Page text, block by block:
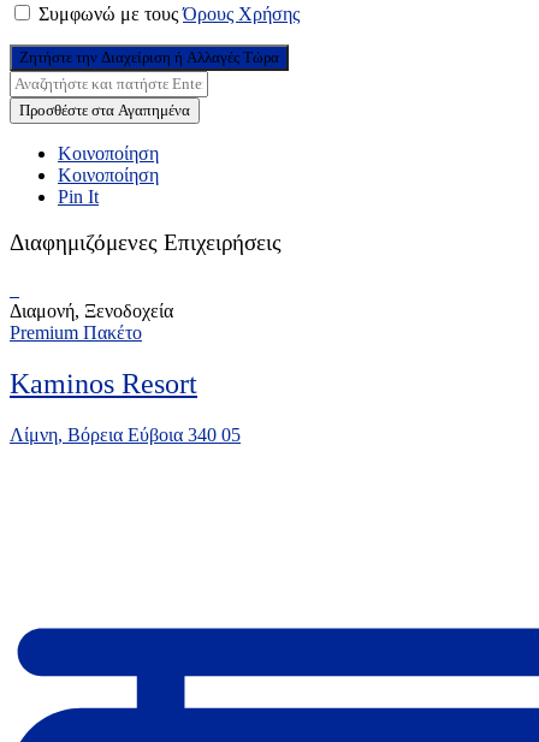
Συμφωνώ με τουςΌρους Χρήσης
Ζητήστε την Διαχείριση ή Αλλαγές Τώρα
Προσθέστε στα Αγαπημένα
Κοινοποίηση
Κοινοποίηση
Pin It
Διαφημιζόμενες Επιχειρήσεις
Διαμονή, Ξενοδοχεία
Premium Πακέτο
Kaminos Resort
Λίμνη, Βόρεια Εύβοια 340 05